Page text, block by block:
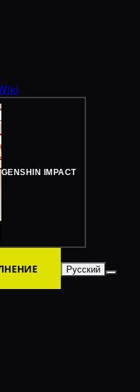
GENSHIN IMPACT
Русский